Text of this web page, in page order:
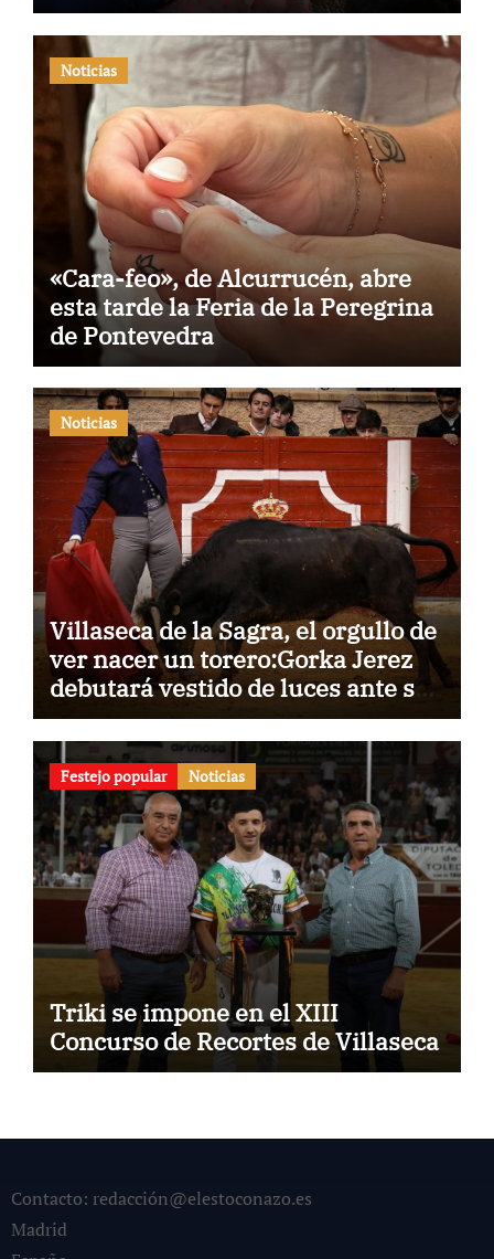
Noticias
«Cara-feo», de Alcurrucén, abre
esta tarde la Feria de la Peregrina
de Pontevedra
Noticias
Villaseca de la Sagra, el orgullo de
ver nacer un torero:Gorka Jerez
debutará vestido de luces ante su
pueblo
Festejo popular Noticias
Triki se impone en el XIII
Concurso de Recortes de Villaseca
Contacto: redacción@elestoconazo.es
Madrid